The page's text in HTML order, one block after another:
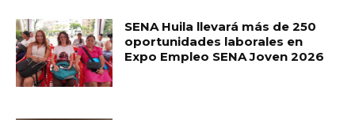
SENA Huila llevará más de 250
oportunidades laborales en
Expo Empleo SENA Joven 2026